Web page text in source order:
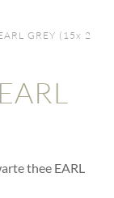
GREY (15x 2
thee EARL